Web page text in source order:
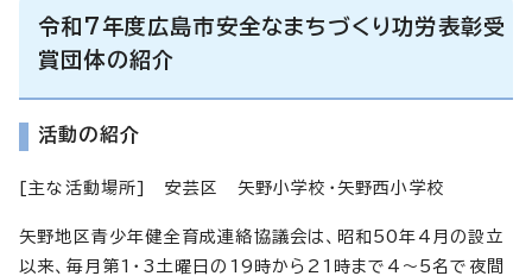
令和7年度広島市安全なまちづくり功労表彰受
賞団体の紹介
活動の紹介
[主な活動場所] 安芸区 矢野小学校・矢野西小学校
矢野地区青少年健全育成連絡協議会は、昭和50年4月の設立
以来、毎月第1・3土曜日の19時から21時まで4～5名で夜間